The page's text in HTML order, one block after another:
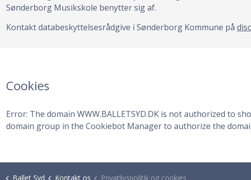
Sønderborg Musikskole benytter sig af.
Kontakt databeskyttelsesrådgive i Sønderborg Kommune på
Cookies
Error: The domain WWW.BALLETSYD.DK is not authorized to
domain group in the Cookiebot Manager to authorize the
Ballet Syd Kontakt os Privatlivspolitik og cookies